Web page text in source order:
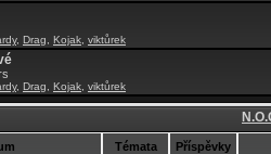
, Drag Kojak viktůrek
, Drag Kojak viktůrek
Témata Příspěvky